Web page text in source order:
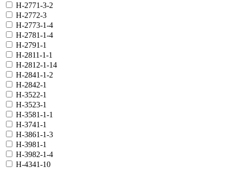
H-2771-3-2
H-2772-3
H-2773-1-4
H-2781-1-4
H-2791-1
H-2811-1-1
H-2812-1-14
H-2841-1-2
H-2842-1
H-3522-1
H-3523-1
H-3581-1-1
H-3741-1
H-3861-1-3
H-3981-1
H-3982-1-4
H-4341-10